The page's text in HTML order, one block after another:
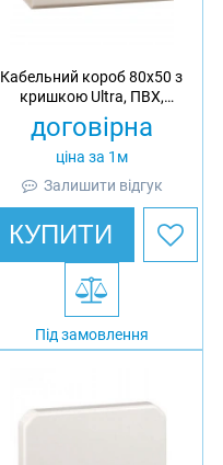
Кабельний короб 80х50 з
кришкою Ultra, ПВХ,
довжина 2 м
договірна
ціна за 1м
Залишити відгук
КУПИТИ
Під замовлення